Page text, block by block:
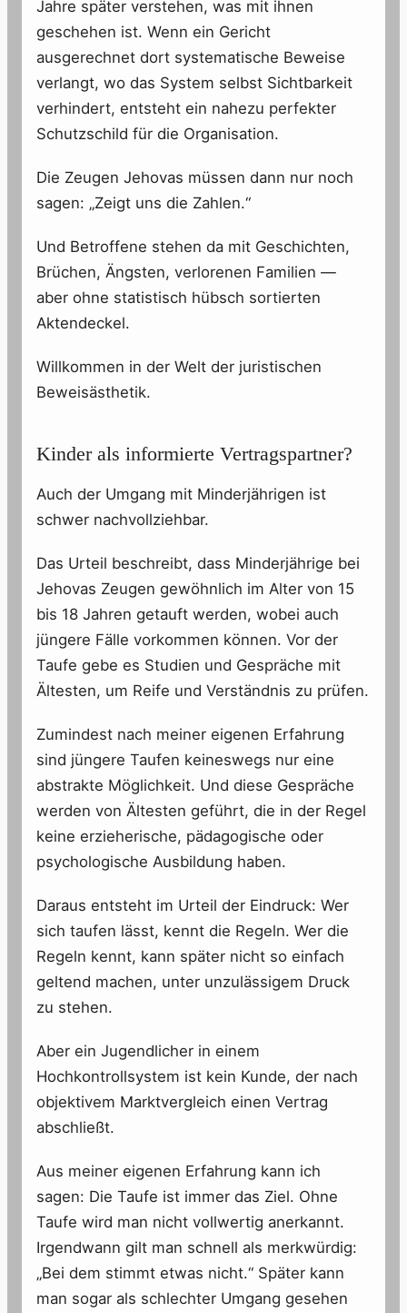
Jahre später verstehen, was mit ihnen
geschehen ist. Wenn ein Gericht
ausgerechnet dort systematische Beweise
verlangt, wo das System selbst Sichtbarkeit
verhindert, entsteht ein nahezu perfekter
Schutzschild für die Organisation.
Die Zeugen Jehovas müssen dann nur noch
sagen: „Zeigt uns die Zahlen.“
Und Betroffene stehen da mit Geschichten,
Brüchen, Ängsten, verlorenen Familien —
aber ohne statistisch hübsch sortierten
Aktendeckel.
Willkommen in der Welt der juristischen
Beweisästhetik.
Kinder als informierte Vertragspartner?
Auch der Umgang mit Minderjährigen ist
schwer nachvollziehbar.
Das Urteil beschreibt, dass Minderjährige bei
Jehovas Zeugen gewöhnlich im Alter von 15
bis 18 Jahren getauft werden, wobei auch
jüngere Fälle vorkommen können. Vor der
Taufe gebe es Studien und Gespräche mit
Ältesten, um Reife und Verständnis zu prüfen.
Zumindest nach meiner eigenen Erfahrung
sind jüngere Taufen keineswegs nur eine
abstrakte Möglichkeit. Und diese Gespräche
werden von Ältesten geführt, die in der Regel
keine erzieherische, pädagogische oder
psychologische Ausbildung haben.
Daraus entsteht im Urteil der Eindruck: Wer
sich taufen lässt, kennt die Regeln. Wer die
Regeln kennt, kann später nicht so einfach
geltend machen, unter unzulässigem Druck
zu stehen.
Aber ein Jugendlicher in einem
Hochkontrollsystem ist kein Kunde, der nach
objektivem Marktvergleich einen Vertrag
abschließt.
Aus meiner eigenen Erfahrung kann ich
sagen: Die Taufe ist immer das Ziel. Ohne
Taufe wird man nicht vollwertig anerkannt.
Irgendwann gilt man schnell als merkwürdig:
„Bei dem stimmt etwas nicht.“ Später kann
man sogar als schlechter Umgang gesehen